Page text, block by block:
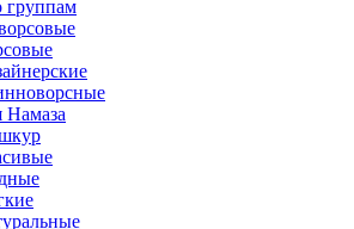
группам
Намаза